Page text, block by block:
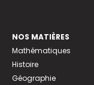
NOS MATIÈRES
Mathématiques
Histoire
Géographie